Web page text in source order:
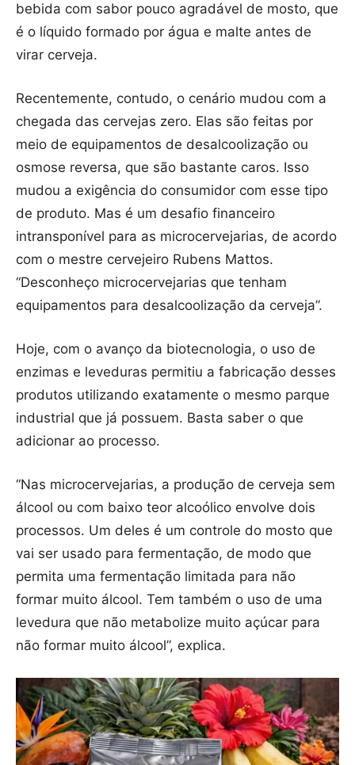
bebida com sabor pouco agradável de mosto, que
é o líquido formado por água e malte antes de
virar cerveja.
Recentemente, contudo, o cenário mudou com a
chegada das cervejas zero. Elas são feitas por
meio de equipamentos de desalcoolização ou
osmose reversa, que são bastante caros. Isso
mudou a exigência do consumidor com esse tipo
de produto. Mas é um desafio financeiro
intransponível para as microcervejarias, de acordo
com o mestre cervejeiro Rubens Mattos.
“Desconheço microcervejarias que tenham
equipamentos para desalcoolização da cerveja”.
Hoje, com o avanço da biotecnologia, o uso de
enzimas e leveduras permitiu a fabricação desses
produtos utilizando exatamente o mesmo parque
industrial que já possuem. Basta saber o que
adicionar ao processo.
“Nas microcervejarias, a produção de cerveja sem
álcool ou com baixo teor alcoólico envolve dois
processos. Um deles é um controle do mosto que
vai ser usado para fermentação, de modo que
permita uma fermentação limitada para não
formar muito álcool. Tem também o uso de uma
levedura que não metabolize muito açúcar para
não formar muito álcool”, explica.